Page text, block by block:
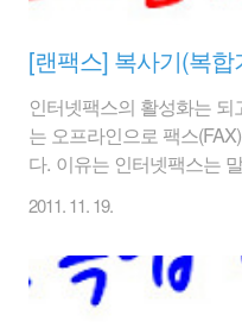
인터넷팩스의 활성화는
는 오프라인으로 팩스
다. 이유는 인터넷팩스는
인 문서를 팩스로 보낼려면
회사나 사무실은 여전히 오
데 익숙하다. 컴퓨터 문서
2011. 11. 19.